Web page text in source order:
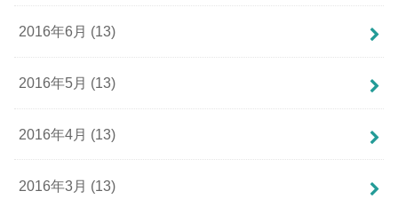
2016年6月 (13)
2016年5月 (13)
2016年4月 (13)
2016年3月 (13)